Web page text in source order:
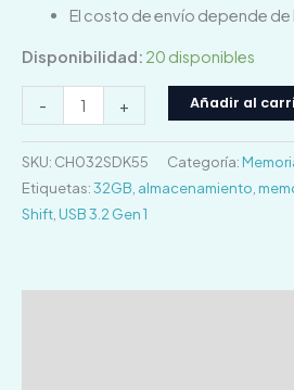
El costo de envío depende de
Disponibilidad: 20 disponibles
- + Añadir al
SKU: CH032SDK55 Categoría:
Etiquetas:32GB almacenamiento
Shift USB 3.2 Gen 1